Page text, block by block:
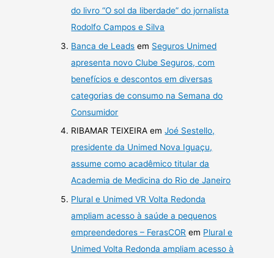
do livro “O sol da liberdade” do jornalista
Rodolfo Campos e Silva
Banca de Leads em Seguros Unimed
apresenta novo Clube Seguros, com
benefícios e descontos em diversas
categorias de consumo na Semana do
Consumidor
RIBAMAR TEIXEIRA emJoé Sestello,
presidente da Unimed Nova Iguaçu,
assume como acadêmico titular da
Academia de Medicina do Rio de Janeiro
Plural e Unimed VR Volta Redonda
ampliam acesso à saúde a pequenos
empreendedores – FerasCOR em Plural e
Unimed Volta Redonda ampliam acesso à